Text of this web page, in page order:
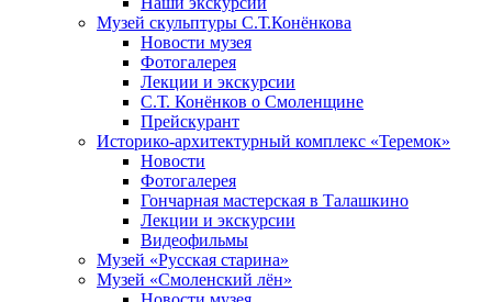
Музей скульптуры С.Т.Конёнкова
Новости музея
Фотогалерея
Лекции и экскурсии
С.Т. Конёнков о Смоленщине
Прейскурант
Историко-архитектурный комплекс «Теремок»
Новости
Фотогалерея
Гончарная мастерская в Талашкино
Лекции и экскурсии
Видеофильмы
Музей «Русская старина»
Музей «Смоленский лён»